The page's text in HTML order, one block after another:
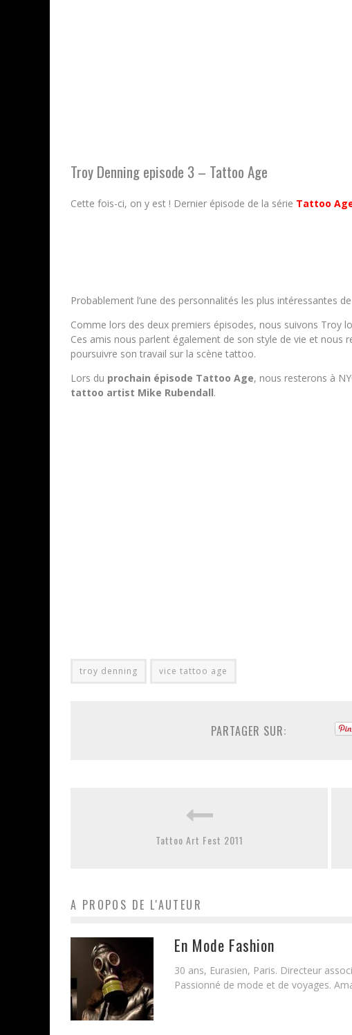
Troy Denning episode 3 – Tattoo Age
Cette fois-ci, on y est ! Dernier épisode de la série Tattoo
Probablement l’une des personnalités les plus intéressantes
Comme lors des deux premiers épisodes, nous suivons Troy
Ces amis nous parlent également de son style de vie et nous
poursuivre son travail sur la scène tattoo.
Lors du prochain épisode Tattoo Age, nous resterons à
tattoo artist Mike Rubendall.
troy denning vice tattoo age
PARTAGER SUR:
Tattoo Art Fest 2011
A PROPOS DE L'AUTEUR
En Mode Fashion
30 ans, Eurasien, Paris. Directeur
Passionné de mode et de voyages.